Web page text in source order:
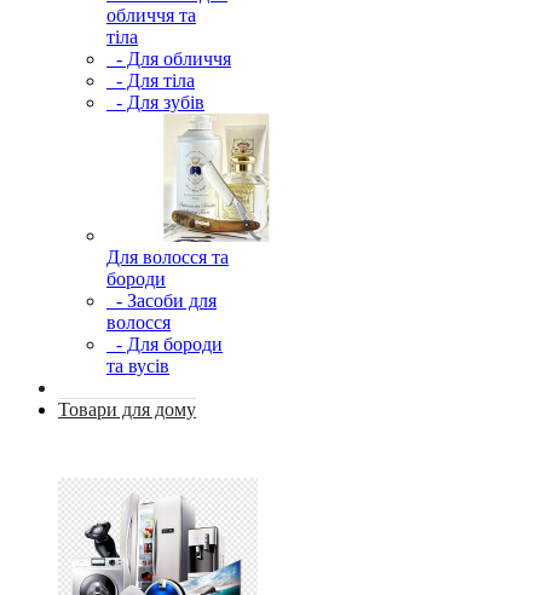
обличчя та
тіла
- Для обличчя
- Для тіла
- Для зубів
Для волосся та
бороди
- Засоби для
волосся
- Для бороди
та вусів
Товари для дому